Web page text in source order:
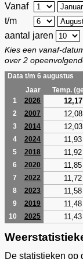
Vanaf
t/m
aantal jaren
Kies een vanaf-
over 2
Data t/m 6 augustus
Jaar
Temp.
1
2026 12,17
2 2007 12,08
3 2014 12,03
4 2024 11,93
5 2018 11,92
6 2020 11,85
7 2022 11,72
8 2023 11,58
9 2019 11,48
10 2025 11,43
De statistieken op